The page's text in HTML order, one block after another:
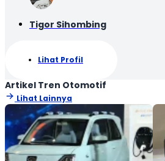
Tigor Sihombing
Lihat Profil
Artikel Tren Otomotif
Lihat Lainnya